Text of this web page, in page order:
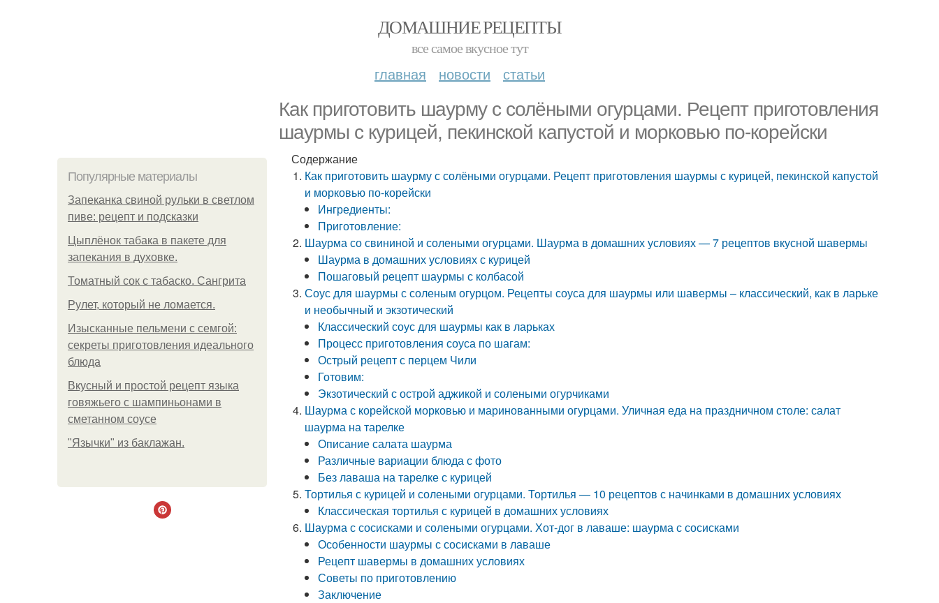
ДОМАШНИЕ РЕЦЕПТЫ
все самое вкусное тут
главная новости статьи
Как приготовить шаурму с солёными огурцами. Рецепт приготовления
шаурмы с курицей, пекинской капустой и морковью по-корейски
Популярные материалы
Запеканка свиной рульки в светлом
пиве: рецепт и подсказки
Цыплёнок табака в пакете для
запекания в духовке.
Томатный сок с табаско. Сангрита
Рулет, который не ломается.
Изысканные пельмени с семгой:
секреты приготовления идеального
блюда
Вкусный и простой рецепт языка
говяжьего с шампиньонами в
сметанном соусе
"Язычки" из баклажан.
Содержание
Как приготовить шаурму с солёными огурцами. Рецепт приготовления шаурмы с курицей, пекинской капустой
и морковью по-корейски
Ингредиенты:
Приготовление:
Шаурма со свининой и солеными огурцами. Шаурма в домашних условиях — 7 рецептов вкусной шавермы
Шаурма в домашних условиях с курицей
Пошаговый рецепт шаурмы с колбасой
Соус для шаурмы с соленым огурцом. Рецепты соуса для шаурмы или шавермы – классический, как в ларьке
и необычный и экзотический
Классический соус для шаурмы как в ларьках
Процесс приготовления соуса по шагам:
Острый рецепт с перцем Чили
Готовим:
Экзотический с острой аджикой и солеными огурчиками
Шаурма с корейской морковью и маринованными огурцами. Уличная еда на праздничном столе: салат
шаурма на тарелке
Описание салата шаурма
Различные вариации блюда с фото
Без лаваша на тарелке с курицей
Тортилья с курицей и солеными огурцами. Тортилья — 10 рецептов с начинками в домашних условиях
Классическая тортилья с курицей в домашних условиях
Шаурма с сосисками и солеными огурцами. Хот-дог в лаваше: шаурма с сосисками
Особенности шаурмы с сосисками в лаваше
Рецепт шавермы в домашних условиях
Советы по приготовлению
Заключение